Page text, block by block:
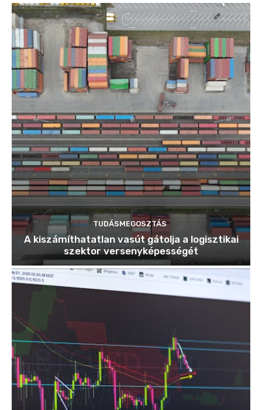
TUDÁSMEGOSZTÁS
A kiszámíthatatlan vasút gátolja a logisztikai
szektor versenyképességét